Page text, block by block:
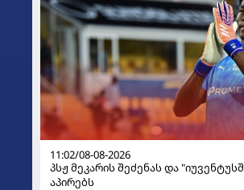
11:02/08-08-2026
პსჟ მეკარის შეძენას და
აპირებს